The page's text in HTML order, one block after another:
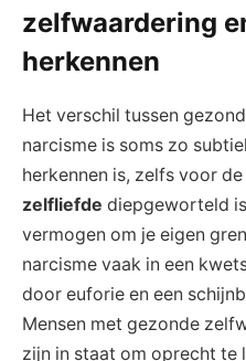
zelfwaardering
herkennen
Het verschil tussen
narcisme is soms zo
herkennen is, zelfs voor
zelfliefde diepgeworteld
⁣vermogen om ‌je eigen
narcisme vaak in een
door euforie⁢ en een
Mensen met gezonde
zijn in staat om oprecht te